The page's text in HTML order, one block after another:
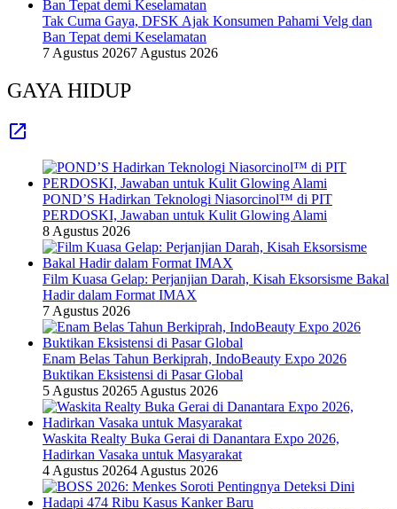
Tak Cuma Gaya, DFSK Ajak Konsumen Pahami Velg dan
Ban Tepat demi Keselamatan
7 Agustus 20267 Agustus 2026
GAYA HIDUP
POND’S Hadirkan Teknologi Niasorcinol™ di PIT
PERDOSKI, Jawaban untuk Kulit Glowing Alami
8 Agustus 2026
Film Kuasa Gelap: Perjanjian Darah, Kisah Eksorsisme Bakal
Hadir dalam Format IMAX
7 Agustus 2026
Enam Belas Tahun Berkiprah, IndoBeauty Expo 2026
Buktikan Eksistensi di Pasar Global
5 Agustus 20265 Agustus 2026
Waskita Realty Buka Gerai di Danantara Expo 2026,
Hadirkan Vasaka untuk Masyarakat
4 Agustus 20264 Agustus 2026